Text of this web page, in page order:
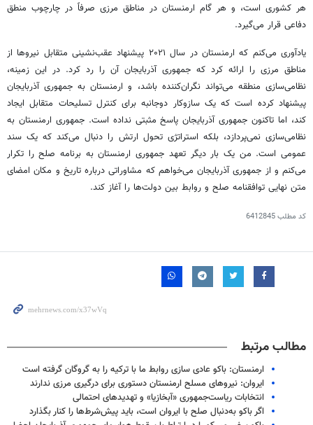
هر کشوری است، و هر گام ارمنستان در مناطق مرزی صرفاً در چارچوب منطق
دفاعی قرار می‌گیرد.
یادآوری می‌کنم که ارمنستان در سال ۲۰۲۱ پیشنهاد عقب‌نشینی متقابل نیروها از
مناطق مرزی را ارائه کرد که جمهوری آذربایجان آن را رد کرد. در این زمینه،
نظامی‌سازی منطقه می‌تواند نگران‌کننده باشد، و ارمنستان به جمهوری آذربایجان
پیشنهاد کرده است که یک سازوکار دوجانبه برای کنترل تسلیحات متقابل ایجاد
کند، اما تاکنون جمهوری آذربایجان پاسخ مثبتی نداده است. جمهوری ارمنستان به
نظامی‌سازی نمی‌پردازد، بلکه استراتژی تحول ارتش را دنبال می‌کند که یک سند
عمومی است. من یک بار دیگر تعهد جمهوری ارمنستان به برنامه صلح را تکرار
می‌کنم و از جمهوری آذربایجان می‌خواهم که مشاوراتی درباره تاریخ و مکان امضای
متن نهایی توافقنامه صلح و روابط بین دولت‌ها را آغاز کند.
کد مطلب6412845
مطالب مرتبط
ارمنستان: باکو عادی سازی روابط ما با ترکیه را به گروگان گرفته است
ایروان: نیروهای مسلح ارمنستان دستوری برای درگیری مرزی ندارند
انتخابات ریاست‌جمهوری «آبخازیا» و تهدیدهای احتمالی
اگر باکو به‌دنبال صلح با ایروان است، باید پیش‌شرط‌ها را کنار بگذارد